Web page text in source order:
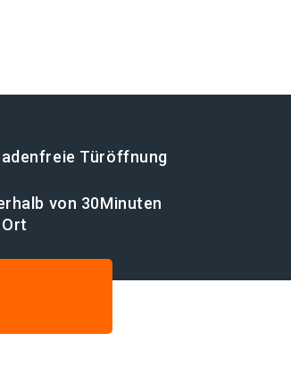
Türöffnung
von 30Minuten